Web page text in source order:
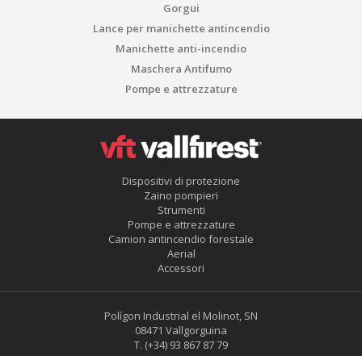
Gorgui
Lance per manichette antincendio
Manichette anti-incendio
Maschera Antifumo
Pompe e attrezzature
Dispositivi di protezione
Zaino pompieri
Strumenti
Pompe e attrezzature
Camion antincendio forestale
Aerial
Accessori
Polígon Industrial el Molinot, SN
08471 Vallgorguina
T. (+34) 93 867 87 79